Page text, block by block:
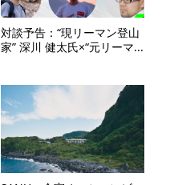
対談予告：“現リーマン登山
家” 深川 健太氏×“元リーマ...